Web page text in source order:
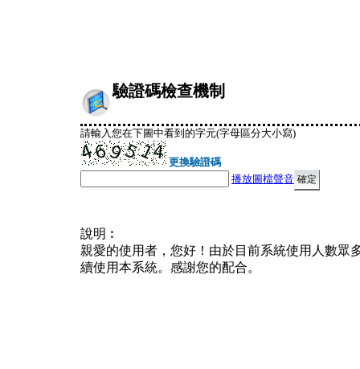
驗證碼檢查機制
請輸入您在下圖中看到的字元(字母區分大小寫)
更換驗證碼
播放圖檔聲音
說明︰
親愛的使用者，您好！由於目前系統使用人數眾
續使用本系統。感謝您的配合。